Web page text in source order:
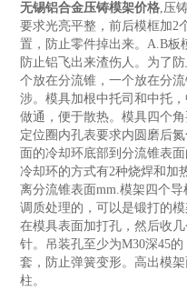
无锡铝合金压铸模架价格,压
要求光亮平整，前后模框加2
置，防止零件掉出来。A.B板
防止铝飞出来渣伤人。为了
个放在分流锥，一个放在分
涉。模具加根中托司和中托
做通，便于散热。模具四个
定位圈内孔表要求内圆磨后
面的冷却环底部到分流锥表
冷却环的方式有2种烧焊和加
离分流锥表面mm.模架四个
调质处理的，可以是锻打的
在模具表面加打孔，然后收
针。吊装孔至少为M30深45
套，防止弹簧变形。高出模
柱。